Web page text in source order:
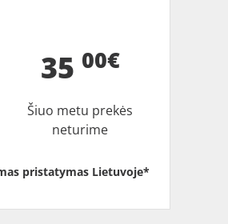
35 00€
Šiuo metu prekės
neturime
pristatymas Lietuvoje*